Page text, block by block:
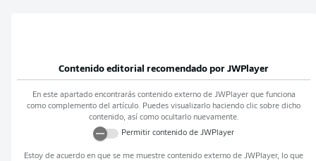
Contenido editorial recomendado por JWPlayer
En este apartado encontrarás contenido externo de JWPlayerque funciona
como complemento del artículo. Puedes visualizarlo haciendo clic sobre dicho
contenido, así como ocultarlo nuevamente.
Permitir contenido de JWPlayer
Estoy de acuerdo en que se me muestre contenido externo de JWPlayer, lo que